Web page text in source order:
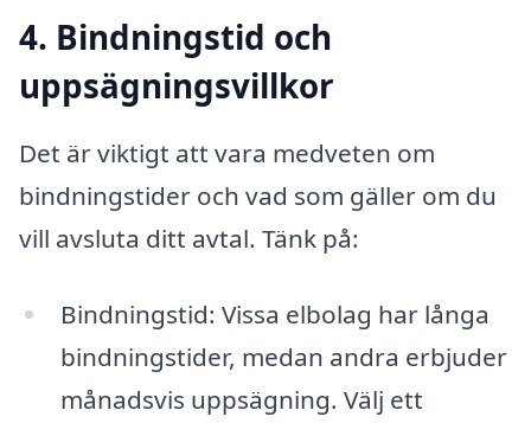
4. Bindningstid och
uppsägningsvillkor
Det är viktigt att vara medveten om
bindningstider och vad som gäller om du
vill avsluta ditt avtal. Tänk på:
Bindningstid: Vissa elbolag har långa
bindningstider, medan andra erbjuder
månadsvis uppsägning. Välj ett